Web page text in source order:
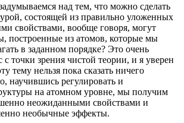
над тем, что можно сделать
состоящей из правильно уложенных
свойствами, вообще говоря, могут
построенные из атомов, которые мы
в заданном порядке? Это очень
точки зрения чистой теории, и я уверен
тему нельзя пока сказать ничего
научившись регулировать и
на атомном уровне, мы получим
неожиданными свойствами и
необычные эффекты.